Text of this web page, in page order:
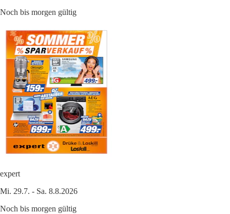
Noch bis morgen gültig
expert
Mi. 29.7. - Sa. 8.8.2026
Noch bis morgen gültig